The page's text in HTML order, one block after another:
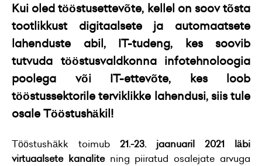
Kui oled tööstusettevõte, kellel on soov tõsta
tootlikkust digitaalsete ja automaatsete
lahenduste abil, IT-tudeng, kes soovib
tutvuda tööstusvaldkonna infotehnoloogia
poolega või IT-ettevõte, kes loob
tööstussektorile terviklikke lahendusi, siis tule
osale Tööstushäkil!
Tööstushäkk toimub 21.-23. jaanuaril 2021
läbi
virtuaalsete kanalitening piiratud osalejate arvuga